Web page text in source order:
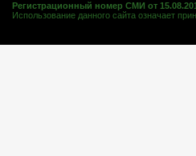
Регистрационный номер СМИ от
Использование данного сайта означает